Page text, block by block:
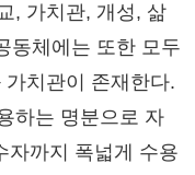
, 가치관, 개성, 삶
동체에는 또한 모두
치관이 존재한다.
하는 명분으로 자
자까지 폭넓게 수용